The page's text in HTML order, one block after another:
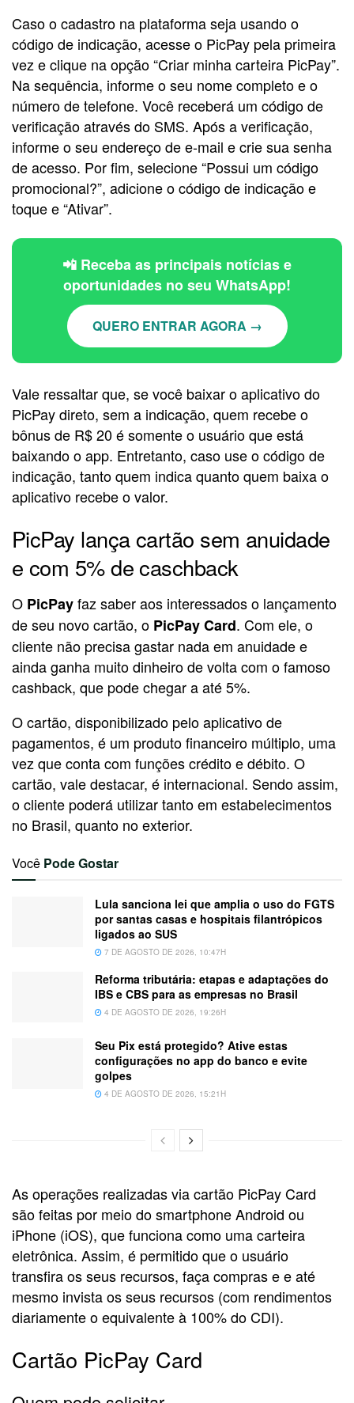
Caso o cadastro na plataforma seja usando o
código de indicação, acesse o PicPay pela primeira
vez e clique na opção “Criar minha carteira PicPay”.
Na sequência, informe o seu nome completo e o
número de telefone. Você receberá um código de
verificação através do SMS. Após a verificação,
informe o seu endereço de e-mail e crie sua senha
de acesso. Por fim, selecione “Possui um código
promocional?”, adicione o código de indicação e
toque e “Ativar”.
📲 Receba as principais notícias e
oportunidades no seu WhatsApp!
QUERO ENTRAR AGORA →
Vale ressaltar que, se você baixar o aplicativo do
PicPay direto, sem a indicação, quem recebe o
bônus de R$ 20 é somente o usuário que está
baixando o app. Entretanto, caso use o código de
indicação, tanto quem indica quanto quem baixa o
aplicativo recebe o valor.
PicPay lança cartão sem anuidade
e com 5% de caschback
O PicPayfaz saber aos interessados o lançamento
de seu novo cartão, o PicPay Card. Com ele, o
cliente não precisa gastar nada em anuidade e
ainda ganha muito dinheiro de volta com o famoso
cashback, que pode chegar a até 5%.
O cartão, disponibilizado pelo aplicativo de
pagamentos, é um produto financeiro múltiplo, uma
vez que conta com funções crédito e débito. O
cartão, vale destacar, é internacional. Sendo assim,
o cliente poderá utilizar tanto em estabelecimentos
no Brasil, quanto no exterior.
Você Pode Gostar
Lula sanciona lei que amplia o uso do FGTS
por santas casas e hospitais filantrópicos
ligados ao SUS
7 DE AGOSTO DE 2026, 10:47H
Reforma tributária: etapas e adaptações do
IBS e CBS para as empresas no Brasil
4 DE AGOSTO DE 2026, 19:26H
Seu Pix está protegido? Ative estas
configurações no app do banco e evite
golpes
4 DE AGOSTO DE 2026, 15:21H
As operações realizadas via cartão PicPay Card
são feitas por meio do smartphone Android ou
iPhone (iOS), que funciona como uma carteira
eletrônica. Assim, é permitido que o usuário
transfira os seus recursos, faça compras e e até
mesmo invista os seus recursos (com rendimentos
diariamente o equivalente à 100% do CDI).
Cartão PicPay Card